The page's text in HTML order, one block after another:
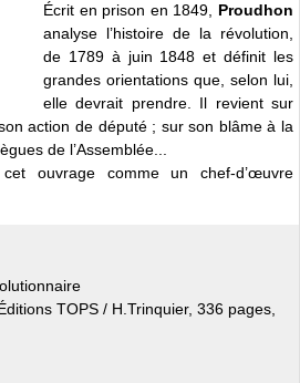
Écrit en prison en 1849, Proudhon
analyse l’histoire de la révolution,
de 1789 à juin 1848 et définit les
grandes orientations que, selon lui,
elle devrait prendre. Il revient sur
action de député ; sur son blâme à la
de l’Assemblée...
cet ouvrage comme un chef-d’œuvre
TOPS / H.Trinquier, 336 pages,